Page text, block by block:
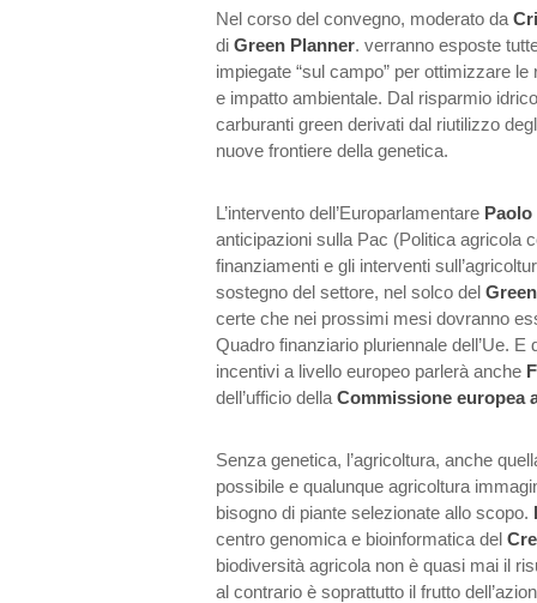
Nel corso del convegno, moderato da
di Green Planner. verranno esposte
impiegate “sul campo” per ottimizzare
e impatto ambientale. Dal risparmio
carburanti green derivati dal riutilizzo
nuove frontiere della genetica.
L’intervento dell’Europarlamentare
anticipazioni sulla Pac (Politica agricola
finanziamenti e gli interventi
sostegno del settore, nel solco del
certe che nei prossimi mesi dovranno
Quadro finanziario pluriennale dell’Ue. E
incentivi a livello europeo parlerà anche
dell’ufficio della Commissione europea
Senza genetica, l’agricoltura, anche
possibile e qualunque agricoltura
bisogno di piante selezionate allo scopo.
centro genomica e bioinformatica del
biodiversità agricola non è quasi mai il
al contrario è soprattutto il frutto